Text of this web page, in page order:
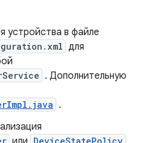
устройства в файле
для
. Дополнительную
.
DeviceStatePolicy